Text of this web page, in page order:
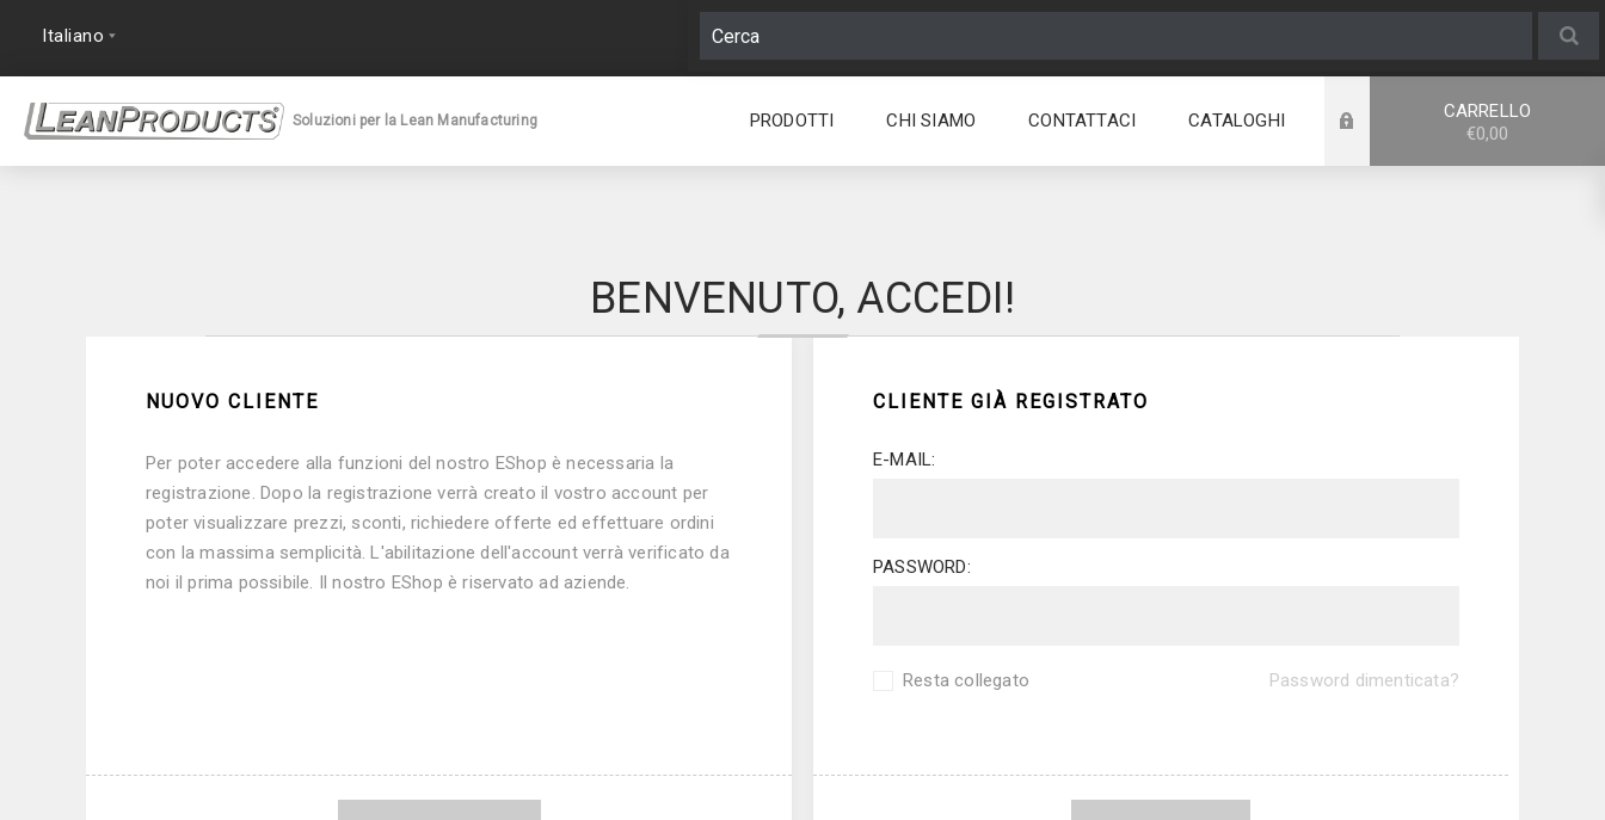
Soluzioni per la Lean Manufacturing PRODOTTI CHI SIAMO CONTATTACI CATALOGHI
CARRELLO
€0,00
BENVENUTO, ACCEDI!
NUOVO CLIENTE
Per poter accedere alla funzioni del nostro E­Shop è necessaria la
registrazione. Dopo la registrazione verrà creato il vostro account per
poter visualizzare prezzi, sconti, richiedere offerte ed effettuare ordini
con la massima semplicità. L'abilitazione dell'account verrà verificato da
noi il prima possibile. Il nostro E­Shop è riservato ad aziende.
CLIENTE GIÀ REGISTRATO
E-MAIL:
PASSWORD:
Resta collegato Password dimenticata?